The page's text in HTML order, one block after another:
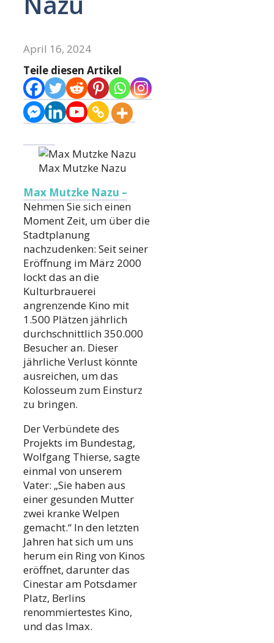
April 16, 2024
Teile diesen Artikel
Max Mutzke Nazu
Max Mutzke Nazu –
Nehmen Sie sich einen
Moment Zeit, um über die
Stadtplanung
nachzudenken: Seit seiner
Eröffnung im März 2000
lockt das an die
Kulturbrauerei
angrenzende Kino mit
1.500 Plätzen jährlich
durchschnittlich 350.000
Besucher an. Dieser
jährliche Verlust könnte
ausreichen, um das
Kolosseum zum Einsturz
zu bringen.
Der Verbündete des
Projekts im Bundestag,
Wolfgang Thierse, sagte
einmal von unserem
Vater: „Sie haben aus
einer gesunden Mutter
zwei kranke Welpen
gemacht.“ In den letzten
Jahren hat sich um uns
herum ein Ring von Kinos
eröffnet, darunter das
Cinestar am Potsdamer
Platz, Berlins
renommiertestes Kino,
und das Imax.